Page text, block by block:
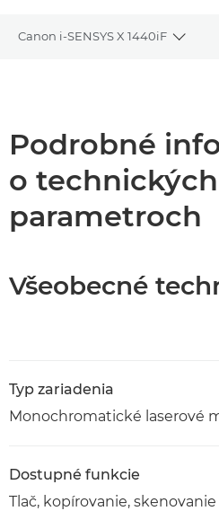
Canon i-SENSYS X 1440iF
Podpora
Stiahnuť súbor PDF
Podrobné
o technických
parametroch
Všeobecné
Typ zariadenia
Monochromatické laserové
Dostupné funkcie
Tlač, kopírovanie,